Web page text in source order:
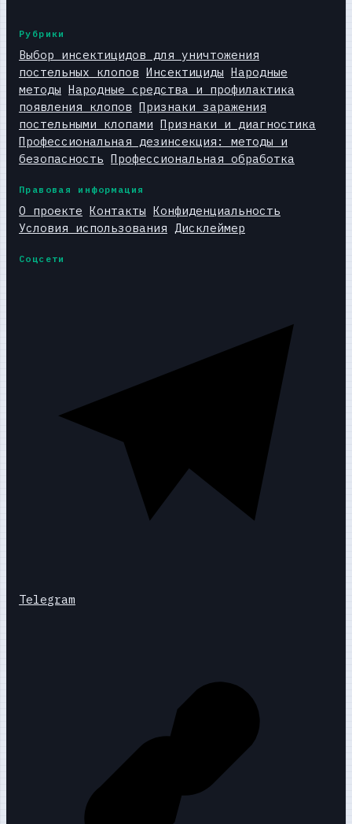
Рубрики
Выбор инсектицидов для уничтожения
постельных клопов Инсектициды Народные
методы Народные средства и профилактика
появления клопов Признаки заражения
постельными клопами Признаки и диагностика
Профессиональная дезинсекция: методы и
безопасность Профессиональная обработка
Правовая информация
О проекте Контакты Конфиденциальность
Условия использования Дисклеймер
Соцсети
Telegram